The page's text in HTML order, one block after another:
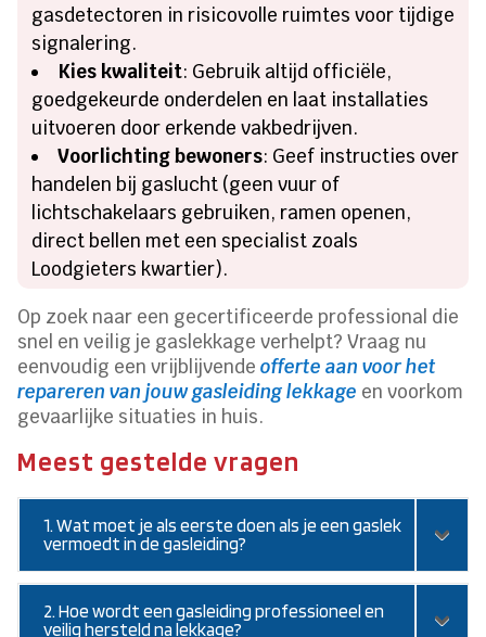
gasdetectoren in risicovolle ruimtes voor tijdige
signalering.
Kies kwaliteit: Gebruik altijd officiële,
goedgekeurde onderdelen en laat installaties
uitvoeren door erkende vakbedrijven.
Voorlichting bewoners: Geef instructies over
handelen bij gaslucht (geen vuur of
lichtschakelaars gebruiken, ramen openen,
direct bellen met een specialist zoals
Loodgieters kwartier).
Op zoek naar een gecertificeerde professional die
snel en veilig je gaslekkage verhelpt? Vraag nu
eenvoudig een vrijblijvendeofferte aan voor het
repareren van jouw gasleiding lekkage en voorkom
gevaarlijke situaties in huis.
Meest gestelde vragen
1. Wat moet je als eerste doen als je een gaslek
vermoedt in de gasleiding?
2. Hoe wordt een gasleiding professioneel en
veilig hersteld na lekkage?